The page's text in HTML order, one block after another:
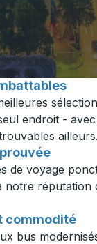
toute
endroit -
de voyage
notre réputation
commodité
bus